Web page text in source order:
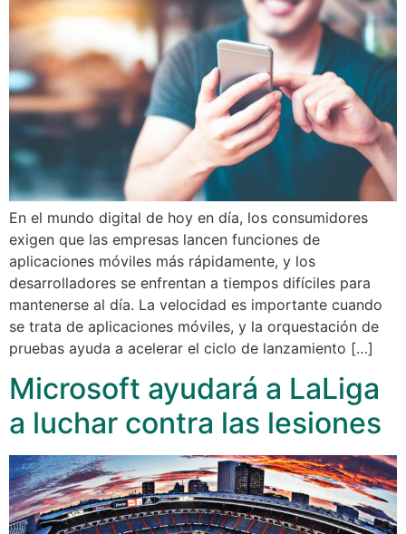
En el mundo digital de hoy en día, los consumidores
exigen que las empresas lancen funciones de
aplicaciones móviles más rápidamente, y los
desarrolladores se enfrentan a tiempos difíciles para
mantenerse al día. La velocidad es importante cuando
se trata de aplicaciones móviles, y la orquestación de
pruebas ayuda a acelerar el ciclo de lanzamiento […]
Microsoft ayudará a LaLiga
a luchar contra las lesiones